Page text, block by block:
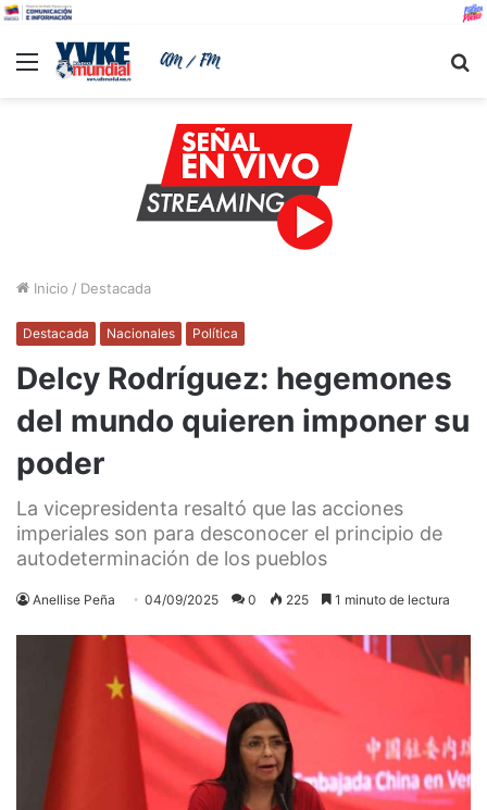
Menu
Inicio / Destacada
Destacada Nacionales Política
Delcy Rodríguez: hegemones
del mundo quieren imponer su
poder
La vicepresidenta resaltó que las acciones
imperiales son para desconocer el principio de
autodeterminación de los pueblos
Anellise Peña 04/09/2025 0 225 1 minuto de lectura